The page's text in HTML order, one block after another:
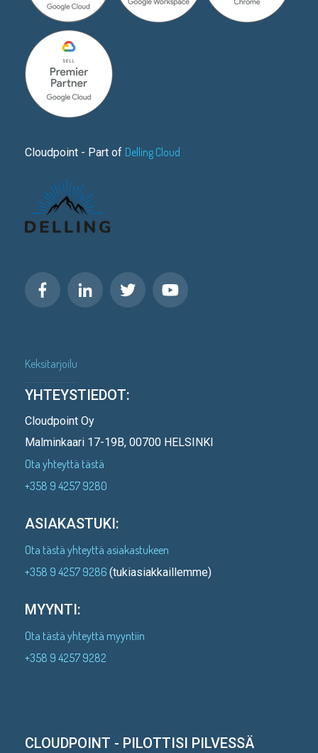
Cloudpoint - Part of Delling Cloud
Keksitarjoilu
YHTEYSTIEDOT:
Cloudpoint Oy
Malminkaari 17-19B, 00700 HELSINKI
Ota yhteyttä tästä
+358 9 4257 9280
ASIAKASTUKI:
Ota tästä yhteyttä asiakastukeen
+358 9 4257 9286 (tukiasiakkaillemme)
MYYNTI:
Ota tästä yhteyttä myyntiin
+358 9 4257 9282
CLOUDPOINT - PILOTTISI PILVESSÄ